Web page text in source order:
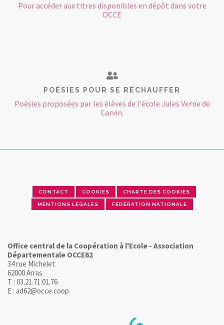
Pour accéder aux titres disponibles en dépôt dans votre
OCCE
POÉSIES POUR SE RÉCHAUFFER
Poésies proposées par les élèves de l'école Jules Verne de
Carvin.
CONTACT COOKIES CHARTE DES COOKIES
MENTIONS LÉGALES FÉDÉRATION NATIONALE
Office central de la Coopération à l'Ecole - Association
Départementale OCCE62
34 rue Michelet
62000 Arras
T : 03.21.71.01.76
E : ad62@occe.coop